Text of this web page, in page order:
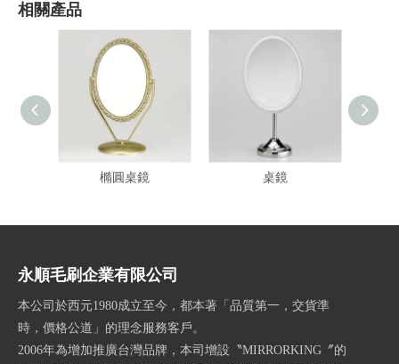
相關產品
橢圓桌鏡 桌鏡
永順毛刷企業有限公司
本公司於西元1980成立至今，都本著「品質第一，交貨準
時，價格公道」的理念服務客戶。
2006年為增加推廣台灣品牌，本司增設〝MIRRORKING〞的